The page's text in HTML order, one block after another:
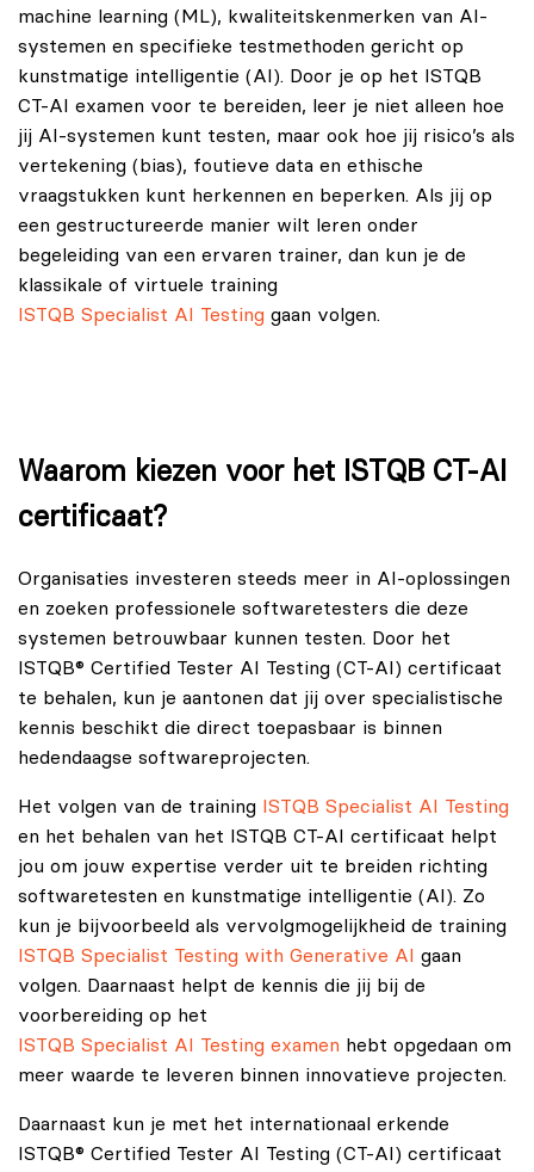
machine learning (ML), kwaliteitskenmerken van AI-
systemen en specifieke testmethoden gericht op
kunstmatige intelligentie (AI). Door je op het ISTQB
CT-AI examen voor te bereiden, leer je niet alleen hoe
jij AI-systemen kunt testen, maar ook hoe jij risico’s als
vertekening (bias), foutieve data en ethische
vraagstukken kunt herkennen en beperken. Als jij op
een gestructureerde manier wilt leren onder
begeleiding van een ervaren trainer, dan kun je de
klassikale of virtuele training
ISTQB Specialist AI Testing gaan volgen.
Waarom kiezen voor het ISTQB CT-AI
certificaat?
Organisaties investeren steeds meer in AI-oplossingen
en zoeken professionele softwaretesters die deze
systemen betrouwbaar kunnen testen. Door het
ISTQB® Certified Tester AI Testing (CT-AI) certificaat
te behalen, kun je aantonen dat jij over specialistische
kennis beschikt die direct toepasbaar is binnen
hedendaagse softwareprojecten.
Het volgen van de training
ISTQB Specialist AI Testing
en het behalen van het ISTQB CT-AI certificaat helpt
jou om jouw expertise verder uit te breiden richting
softwaretesten en kunstmatige intelligentie (AI). Zo
kun je bijvoorbeeld als vervolgmogelijkheid de training
ISTQB Specialist Testing with Generative AI
gaan
volgen. Daarnaast helpt de kennis die jij bij de
voorbereiding op het
ISTQB Specialist AI Testing examen hebt opgedaan om
meer waarde te leveren binnen innovatieve projecten.
Daarnaast kun je met het internationaal erkende
ISTQB® Certified Tester AI Testing (CT-AI) certificaat